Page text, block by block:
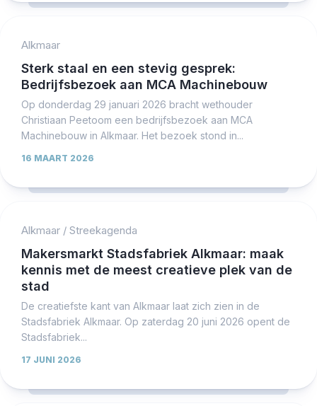
Alkmaar
Sterk staal en een stevig gesprek:
Bedrijfsbezoek aan MCA Machinebouw
Op donderdag 29 januari 2026 bracht wethouder
Christiaan Peetoom een bedrijfsbezoek aan MCA
Machinebouw in Alkmaar. Het bezoek stond in...
16 MAART 2026
Alkmaar / Streekagenda
Makersmarkt Stadsfabriek Alkmaar: maak
kennis met de meest creatieve plek van de
stad
De creatiefste kant van Alkmaar laat zich zien in de
Stadsfabriek Alkmaar. Op zaterdag 20 juni 2026 opent de
Stadsfabriek...
17 JUNI 2026